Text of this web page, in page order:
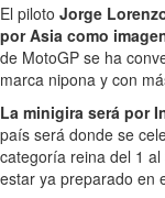
El piloto Jorge
por Asia como
de MotoGP se ha
marca nipona y con
La minigira será por
país será donde se
categoría reina del 1
estar ya preparado en